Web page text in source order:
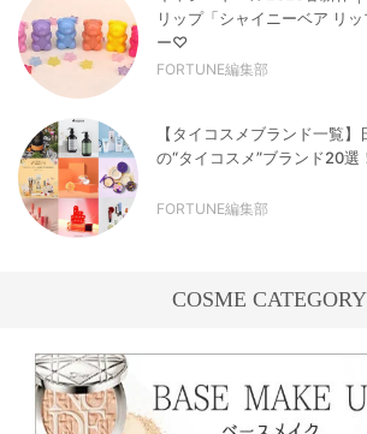
リップ「シャイニーベア リ
ー♡
FORTUNE編集部
【タイコスメブランド一覧
の“タイコスメ”ブランド20選
FORTUNE編集部
COSME CATEGORY